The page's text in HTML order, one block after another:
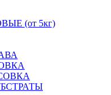
(от 5кг)